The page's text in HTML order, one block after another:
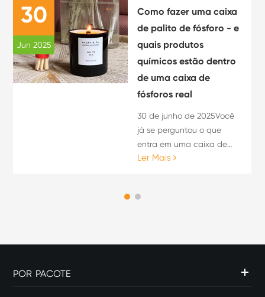
30
Jun 2025
Como fazer uma caixa
de palito de fósforo - e
quais produtos
químicos estão dentro
de uma caixa de
fósforos real
30 de junho de 2025Você
já se perguntou o que
entra em uma caixa de
fósforos - ou como ela é
de palito de fósforo", pode
Ler Mais
POR PACOTE